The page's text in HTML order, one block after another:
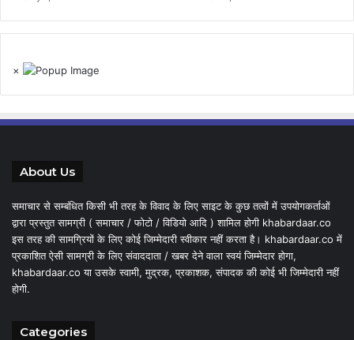
×
About Us
समाचार से सम्बंधित किसी भी तरह के विवाद के लिए साइट के कुछ तत्वों में उपयोगकर्ताओं
द्वारा प्रस्तुत सामग्री ( समाचार / फोटो / विडियो आदि ) शामिल होगी khabardaar.co
इस तरह की सामग्रियों के लिए कोई जिम्मेदारी स्वीकार नहीं करता है। khabardaar.co में
प्रकाशित ऐसी सामग्री के लिए संवाददाता / खबर देने वाला स्वयं जिम्मेदार होगा,
khabardaar.co या उसके स्वामी, मुद्रक, प्रकाशक, संपादक की कोई भी जिम्मेदारी नहीं
होगी.
Categories